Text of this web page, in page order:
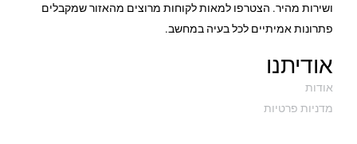
ושירות מהיר. הצטרפו למאות לקוחות מרוצים מהאזור שמקבלים
פתרונות אמיתיים לכל בעיה במחשב.
אודיתנו
אודות
מדניות פרטיות